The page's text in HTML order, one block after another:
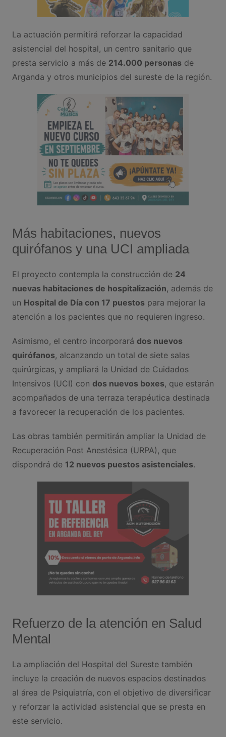
La actuación permitirá reforzar la capacidad
asistencial del hospital, un centro sanitario que
presta servicio a más de 214.000 personasde
Arganda y otros municipios del sureste de la región.
Más habitaciones, nuevos
quirófanos y una UCI ampliada
El proyecto contempla la construcción de 24
nuevas habitaciones de hospitalización, además de
un Hospital de Día con 17 puestospara mejorar la
atención a los pacientes que no requieren ingreso.
Asimismo, el centro incorporará dos nuevos
quirófanos, alcanzando un total de siete salas
quirúrgicas, y ampliará la Unidad de Cuidados
Intensivos (UCI) con dos nuevos boxes, que estarán
acompañados de una terraza terapéutica destinada
a favorecer la recuperación de los pacientes.
Las obras también permitirán ampliar la Unidad de
Recuperación Post Anestésica (URPA), que
dispondrá de 12 nuevos puestos asistenciales.
Refuerzo de la atención en Salud
Mental
La ampliación del Hospital del Sureste también
incluye la creación de nuevos espacios destinados
al área de Psiquiatría, con el objetivo de diversificar
y reforzar la actividad asistencial que se presta en
este servicio.